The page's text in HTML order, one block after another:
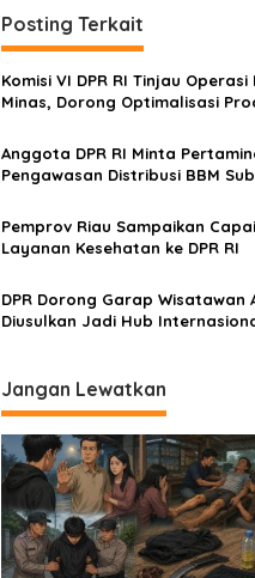
i
g
a
i
o
s
Posting Terkait
Komisi VI DPR RI Tinjau
Minas, Dorong Optimalisasi
Anggota DPR RI Minta
Pengawasan Distribusi BBM
Pemprov Riau Sampaikan
Layanan Kesehatan ke DPR RI
DPR Dorong Garap Wisatawan
Diusulkan Jadi Hub
Jangan Lewatkan